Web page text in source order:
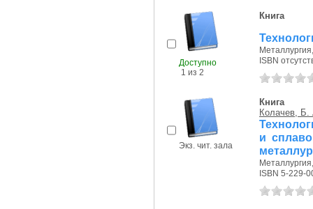
Доступно
1 из 2
Книга
ISBN
Экз. чит. зала
Книга
Колачев, Б.
и
ISBN 5-229-